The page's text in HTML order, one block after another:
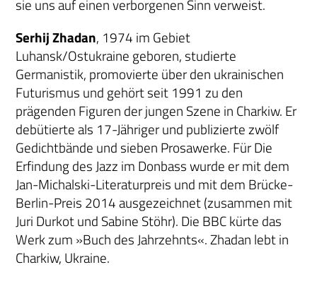
sie uns auf einen verborgenen Sinn verweist.
Serhij Zhadan, 1974 im Gebiet
Luhansk/Ostukraine geboren, studierte
Germanistik, promovierte über den ukrainischen
Futurismus und gehört seit 1991 zu den
prägenden Figuren der jungen Szene in Charkiw. Er
debütierte als 17-Jähriger und publizierte zwölf
Gedichtbände und sieben Prosawerke. Für Die
Erfindung des Jazz im Donbass wurde er mit dem
Jan-Michalski-Literaturpreis und mit dem Brücke-
Berlin-Preis 2014 ausgezeichnet (zusammen mit
Juri Durkot und Sabine Stöhr). Die BBC kürte das
Werk zum »Buch des Jahrzehnts«. Zhadan lebt in
Charkiw, Ukraine.